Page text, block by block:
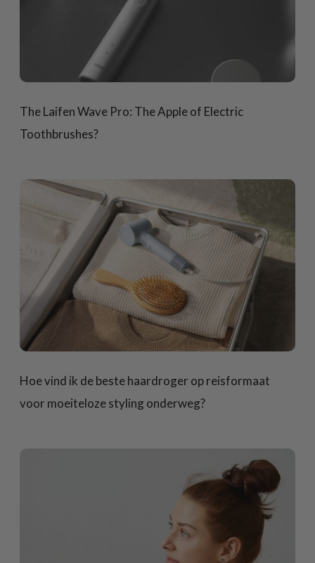
The Laifen Wave Pro: The Apple of Electric
Toothbrushes?
Hoe vind ik de beste haardroger op reisformaat
voor moeiteloze styling onderweg?